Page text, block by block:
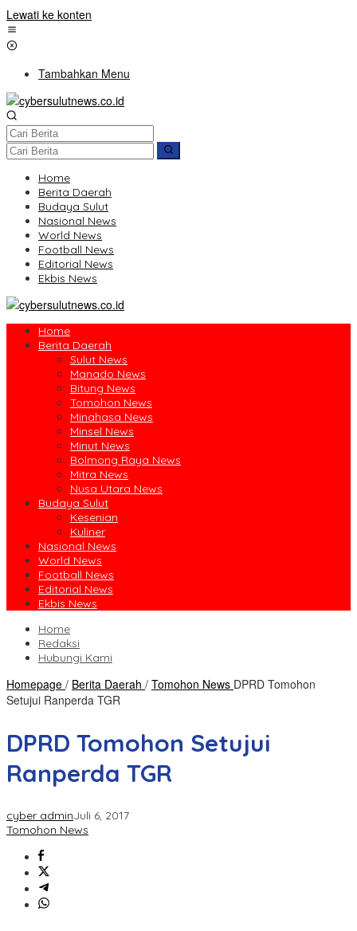
Lewati ke konten
Tambahkan Menu
Home
Berita Daerah
Budaya Sulut
Nasional News
World News
Football News
Editorial News
Ekbis News
Home
Berita Daerah
Sulut News
Manado News
Bitung News
Tomohon News
Minahasa News
Minsel News
Minut News
Bolmong Raya News
Mitra News
Nusa Utara News
Budaya Sulut
Kesenian
Kuliner
Nasional News
World News
Football News
Editorial News
Ekbis News
Home
Redaksi
Hubungi Kami
Homepage / Berita Daerah / Tomohon News DPRD Tomohon
Setujui Ranperda TGR
DPRD Tomohon Setujui
Ranperda TGR
cyber adminJuli 6, 2017
Tomohon News